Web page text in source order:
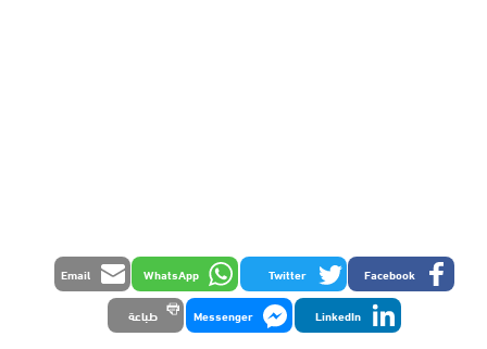
Facebook
Twitter
WhatsApp
Email
LinkedIn
Messenger طباعة